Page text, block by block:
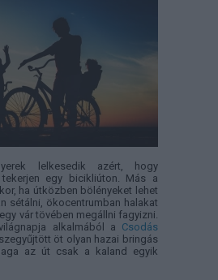
lelkesedik azért, hogy
egy bicikliúton. Más a
ha útközben bölényeket lehet
sétálni, ökocentrumban halakat
vár tövében megállni fagyizni.
alkalmából a Csodás
öt olyan hazai bringás
az út csak a kaland egyik